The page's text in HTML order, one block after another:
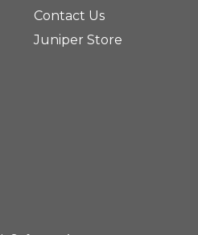
Contact Us
Juniper Store